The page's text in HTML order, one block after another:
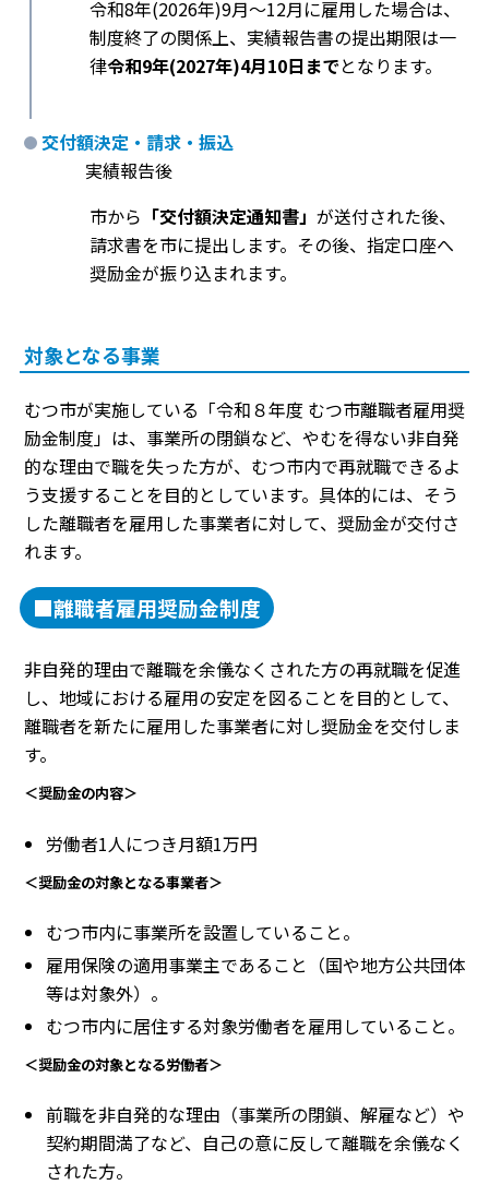
令和8年(2026年)9月〜12月に雇用した場合は、
制度終了の関係上、実績報告書の提出期限は一
律令和9年(2027年)4月10日までとなります。
交付額決定・請求・振込
実績報告後
市から 「交付額決定通知書」 が送付された後、
請求書を市に提出します。その後、指定口座へ
奨励金が振り込まれます。
対象となる事業
むつ市が実施している「令和８年度 むつ市離職者雇用奨
励金制度」は、事業所の閉鎖など、やむを得ない非自発
的な理由で職を失った方が、むつ市内で再就職できるよ
う支援することを目的としています。具体的には、そう
した離職者を雇用した事業者に対して、奨励金が交付さ
れます。
■離職者雇用奨励金制度
非自発的理由で離職を余儀なくされた方の再就職を促進
し、地域における雇用の安定を図ることを目的として、
離職者を新たに雇用した事業者に対し奨励金を交付しま
す。
＜奨励金の内容＞
労働者1人につき月額1万円
＜奨励金の対象となる事業者＞
むつ市内に事業所を設置していること。
雇用保険の適用事業主であること（国や地方公共団体
等は対象外）。
むつ市内に居住する対象労働者を雇用していること。
＜奨励金の対象となる労働者＞
前職を非自発的な理由（事業所の閉鎖、解雇など）や
契約期間満了など、自己の意に反して離職を余儀なく
された方。